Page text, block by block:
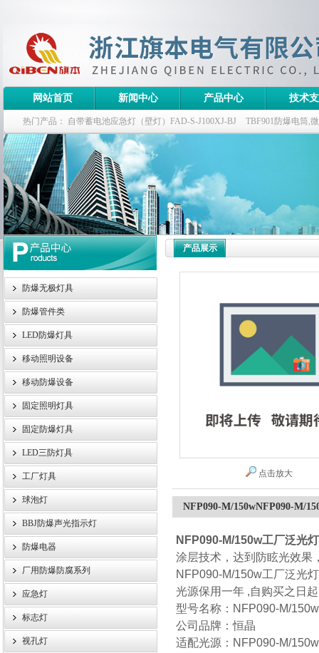
浙江旗本电气有限公司
网站首页 新闻中心 产品中心 技术
热门产品： 自带蓄电池应急灯（壁灯）FAD-S-J100XJ-BJ TBF901防爆电筒,
栏式无极灯 G9960-W120W长寿无极工厂灯,三防无极灯
防爆泛光灯
防爆无极灯具
防爆管件类
LED防爆灯具
移动照明设备
移动防爆设备
固定照明灯具
固定防爆灯具
LED三防灯具
工厂灯具
球泡灯
BBJ防爆声光指示灯
防爆电器
厂用防爆防腐系列
应急灯
标志灯
视孔灯
产品展示
点击放大
NFP090-M/150wNFP090-M/
NFP090-M/150w工厂泛光灯
涂层技术，达到防眩光效果
NFP090-M/150w工厂泛光
光源保用一年 ,自购买之日
型号名称：NFP090-M/
公司品牌：恒晶
适配光源：NFP090-M/